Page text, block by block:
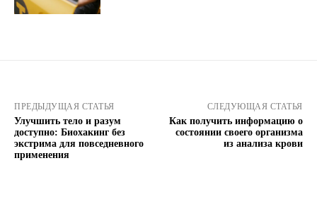
ПРЕДЫДУЩАЯ СТАТЬЯ
Улучшить тело и разум
доступно: Биохакинг без
экстрима для повседневного
применения
СЛЕДУЮЩАЯ СТАТЬЯ
Как получить информацию о
состоянии своего организма
из анализа крови